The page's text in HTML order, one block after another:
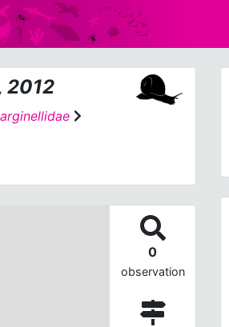
2012
0
observation